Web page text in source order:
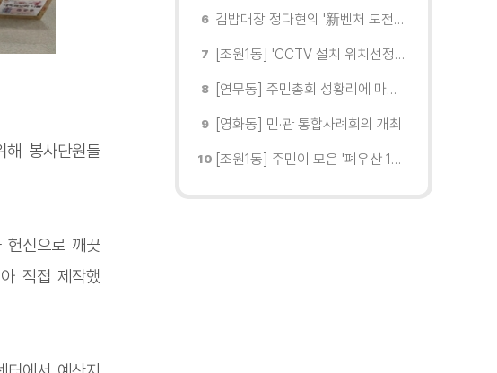
해 봉사단원들
헌신으로 깨끗
직접 제작했
김밥대장 정다현의 '新벤처 도전이야기'
[조원1동] 'CCTV 설치 위치선정협의회' 회의 개최
[연무동] 주민총회 성황리에 마무리
[영화동] 민·관 통합사례회의 개최
[조원1동] 주민이 모은 '폐우산 100개' 수원여대에 1차 전달